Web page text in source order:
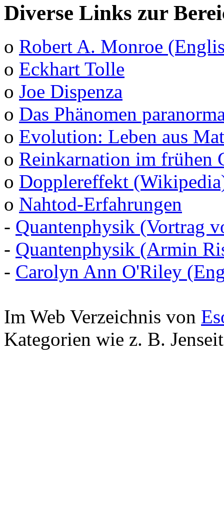
Diverse Links zur
o Robert A. Monroe
o Eckhart Tolle
o Joe Dispenza
o Das Phänomen
o Evolution: Leben aus
o Reinkarnation im frühen
o Dopplereffekt
o Nahtod-Erfahrungen
- Quantenphysik (Vortrag
- Quantenphysik (Armin
- Carolyn Ann O'Riley
Im Web Verzeichnis von
Kategorien wie z. B.